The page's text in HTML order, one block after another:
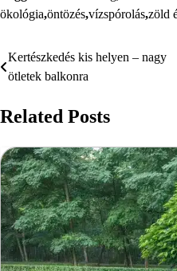
ökológia,öntözés,vízspórolás,zöld
Bejegyzés
Kertészkedés kis helyen – nagy
ötletek balkonra
Related Posts